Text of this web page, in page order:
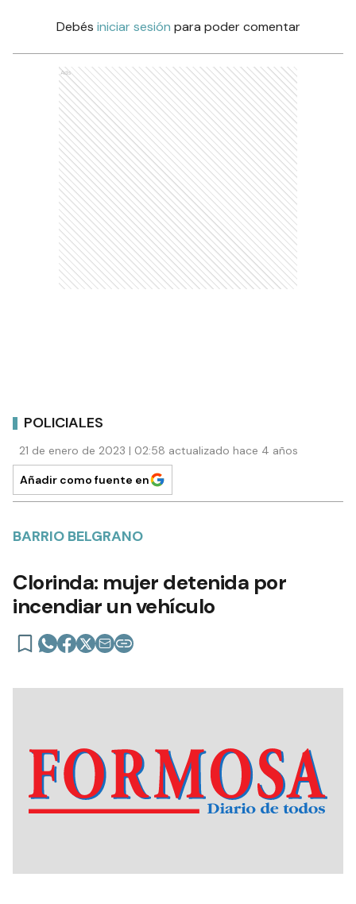
Debés iniciar sesión para poder comentar
Ads
POLICIALES
21 de enero de 2023 | 02:58 actualizado hace 4 años
Añadir como fuente en
BARRIO BELGRANO
Clorinda: mujer detenida por
incendiar un vehículo